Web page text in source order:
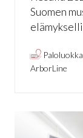
Suomen
Paloluokka
ArborLine